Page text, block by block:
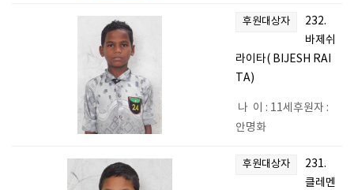
후원대상자
232.
바제쉬
라이타( BIJESH RAI
TA)
나 이 : 11세후원자 :
안명화
후원대상자
231.
클레멘